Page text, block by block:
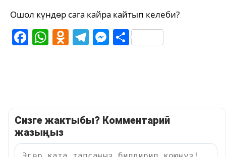
Ошол күндөр сага кайра кайтып келеби?
Facebook
WhatsApp
Odnoklassniki
Telegram
Messenger
Share
Сизге жактыбы? Комментарий
жазыңыз